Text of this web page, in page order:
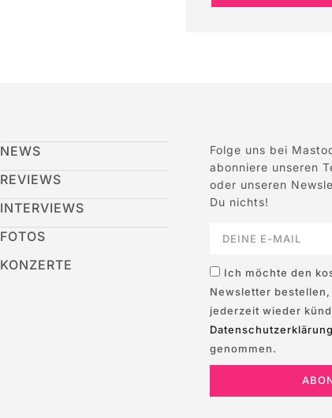
NEWS
REVIEWS
INTERVIEWS
FOTOS
KONZERTE
Folge uns bei
abonniere unseren
oder unseren
Du nichts!
Ich möchte den
Newsletter
jederzeit wieder
Datenschutzerklärung
genommen.